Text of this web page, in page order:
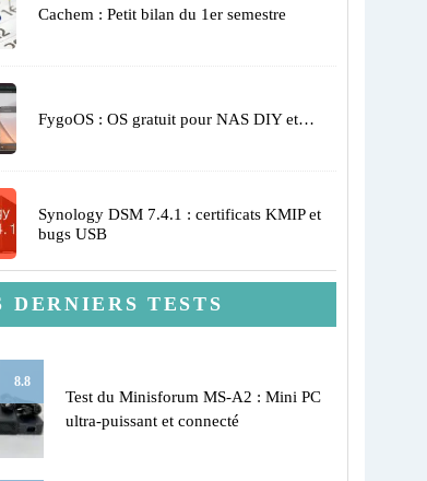
Cachem : Petit bilan du 1er semestre
FygoOS : OS gratuit pour NAS DIY et…
Synology DSM 7.4.1 : certificats KMIP et
bugs USB
DERNIERS TESTS
8.8
Test du Minisforum MS-A2 : Mini PC
ultra-puissant et connecté